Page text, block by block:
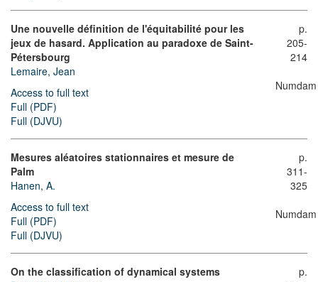
Une nouvelle définition de l'équitabilité pour les
jeux de hasard. Application au paradoxe de Saint-
Pétersbourg
Lemaire, Jean
Access to full text
Full (PDF)
Full (DJVU)
p.
205-
214
Numdam
Mesures aléatoires stationnaires et mesure de
Palm
Hanen, A.
Access to full text
Full (PDF)
Full (DJVU)
p.
311-
325
Numdam
On the classification of dynamical systems
p.